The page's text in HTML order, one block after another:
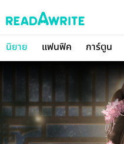
นิยาย แฟนฟิค การ์ตูน